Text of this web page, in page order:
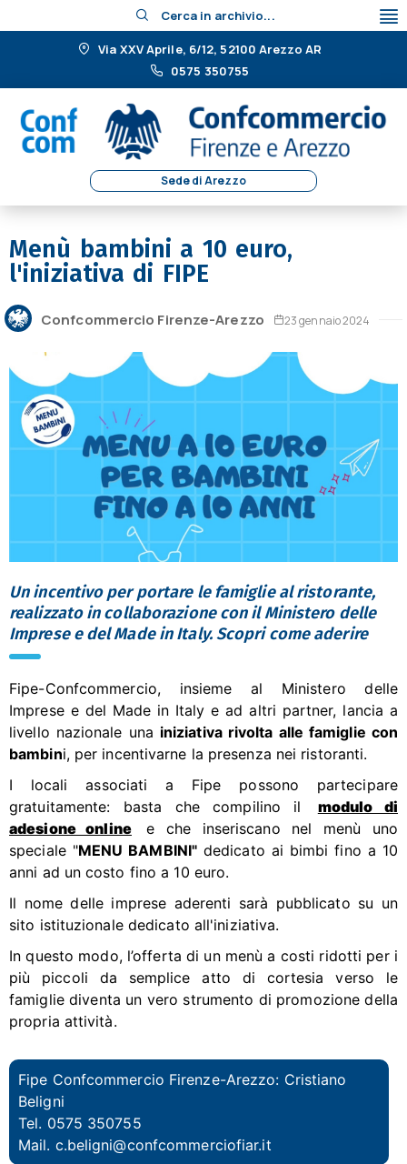
Cerca in archivio...
Via XXV Aprile, 6/12, 52100 Arezzo AR
0575 350755
Sede di Arezzo
Menù bambini a 10 euro,
l'iniziativa di FIPE
Confcommercio Firenze-Arezzo 23 gennaio 2024
Un incentivo per portare le famiglie al ristorante,
realizzato in collaborazione con il Ministero delle
Imprese e del Made in Italy. Scopri come aderire
Fipe-Confcommercio, insieme al Ministero delle
Imprese e del Made in Italy e ad altri partner, lancia a
livello nazionale una iniziativa rivolta alle famiglie con
bambini, per incentivarne la presenza nei ristoranti.
I locali associati a Fipe possono partecipare
gratuitamente: basta che compilino il
modulo di
adesione online
e che inseriscano nel menù uno
speciale "MENU BAMBINI" dedicato ai bimbi fino a 10
anni ad un costo fino a 10 euro.
Il nome delle imprese aderenti sarà pubblicato su un
sito istituzionale dedicato all'iniziativa.
In questo modo, l’offerta di un menù a costi ridotti per i
più piccoli da semplice atto di cortesia verso le
famiglie diventa un vero strumento di promozione della
propria attività.
Fipe Confcommercio Firenze-Arezzo: Cristiano
Beligni
Tel. 0575 350755
Mail. c.beligni@confcommerciofiar.it